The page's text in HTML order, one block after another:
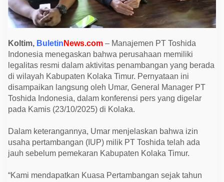
I
s
u
e
g
a
l
t
a
s
,
S
p
e
k
Koltim, Buletin News.com – Manajemen PT Toshida
Indonesia menegaskan bahwa perusahaan memiliki
legalitas resmi dalam aktivitas penambangan yang berada
di wilayah Kabupaten Kolaka Timur. Pernyataan ini
disampaikan langsung oleh Umar, General Manager PT
Toshida Indonesia, dalam konferensi pers yang digelar
pada Kamis (23/10/2025) di Kolaka.
Dalam keterangannya, Umar menjelaskan bahwa izin
usaha pertambangan (IUP) milik PT Toshida telah ada
jauh sebelum pemekaran Kabupaten Kolaka Timur.
“Kami mendapatkan Kuasa Pertambangan sejak tahun